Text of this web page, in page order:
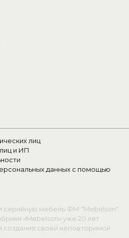
лиц
и ИП
данных с помощью
серийную мебель ФМ "Mebelson".
«Mebelson» уже 20 лет
создания своей неповторимой